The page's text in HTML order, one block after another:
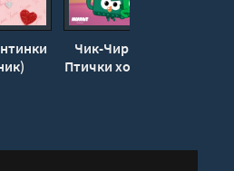
Чик-Чирикино.
Птички хоть куда!